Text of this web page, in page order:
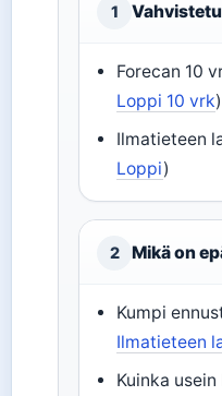
1
Forecan 10
Loppi 10 vrk)
Ilmatieteen
Loppi)
2 Mikä on
Kumpi
Ilmatieteen
Kuinka